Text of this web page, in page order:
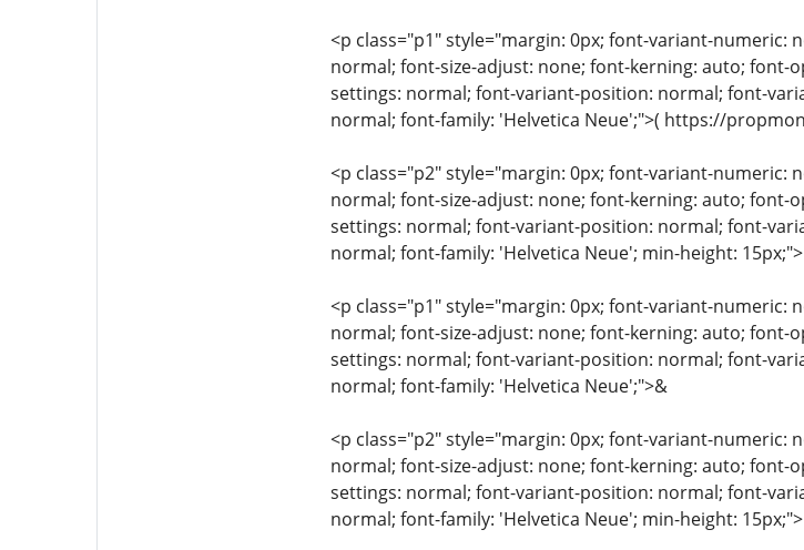
<p class="p1" style="margin: 0px; font-variant-
normal; font-size-adjust: none; font-kerning: auto;
settings: normal; font-variant-position: normal; font-
normal; font-family: 'Helvetica Neue';">( https://
<p class="p2" style="margin: 0px; font-variant-
normal; font-size-adjust: none; font-kerning: auto;
settings: normal; font-variant-position: normal; font-
normal; font-family: 'Helvetica Neue'; min-height: 15px;">
<p class="p1" style="margin: 0px; font-variant-
normal; font-size-adjust: none; font-kerning: auto;
settings: normal; font-variant-position: normal; font-
normal; font-family: 'Helvetica Neue';">&
<p class="p2" style="margin: 0px; font-variant-
normal; font-size-adjust: none; font-kerning: auto;
settings: normal; font-variant-position: normal; font-
normal; font-family: 'Helvetica Neue'; min-height: 15px;">